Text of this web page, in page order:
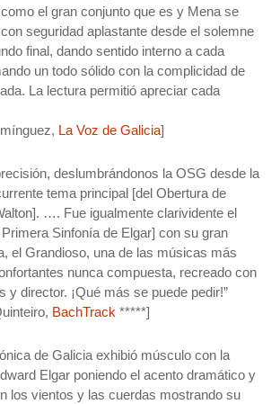
el gran conjunto que es y Mena se
seguridad aplastante desde el solemne
final, dando sentido interno a cada
un todo sólido con la complicidad de
La lectura permitió apreciar cada
La Voz de Galicia]
deslumbrándonos la OSG desde la
tema principal [del Obertura de
…. Fue igualmente clarividente el
Sinfonía de Elgar] con su gran
el Grandioso, una de las músicas más
nunca compuesta, recreado con
y director. ¡Qué más se puede pedir!”
BachTrack *****]
de Galicia exhibió músculo con la
Elgar poniendo el acento dramático y
los vientos y las cuerdas mostrando su